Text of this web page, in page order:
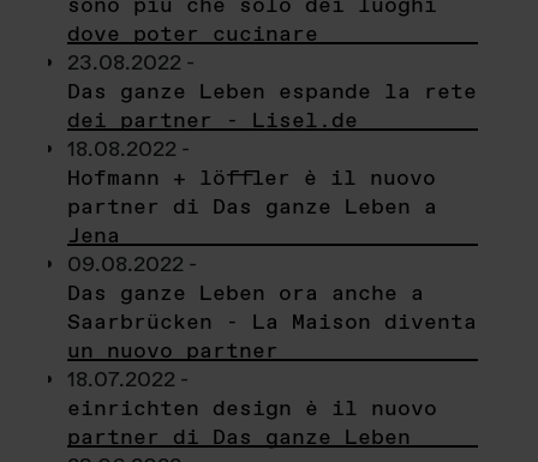
dove poter cucinare
23.08.2022 -
Das ganze Leben espande la rete
dei partner - Lisel.de
18.08.2022 -
Hofmann + löffler è il nuovo
partner di Das ganze Leben a
Jena
09.08.2022 -
Das ganze Leben ora anche a
Saarbrücken - La Maison diventa
un nuovo partner
18.07.2022 -
einrichten design è il nuovo
partner di Das ganze Leben